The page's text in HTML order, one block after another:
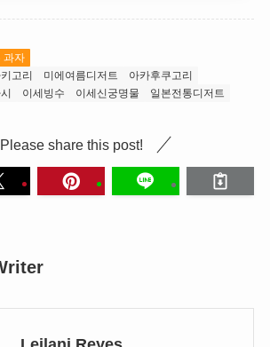
과자
고리 미에여름디저트
아카후쿠고리
이세빙수 이세신궁명물 일본전통디저트
Please share this post!